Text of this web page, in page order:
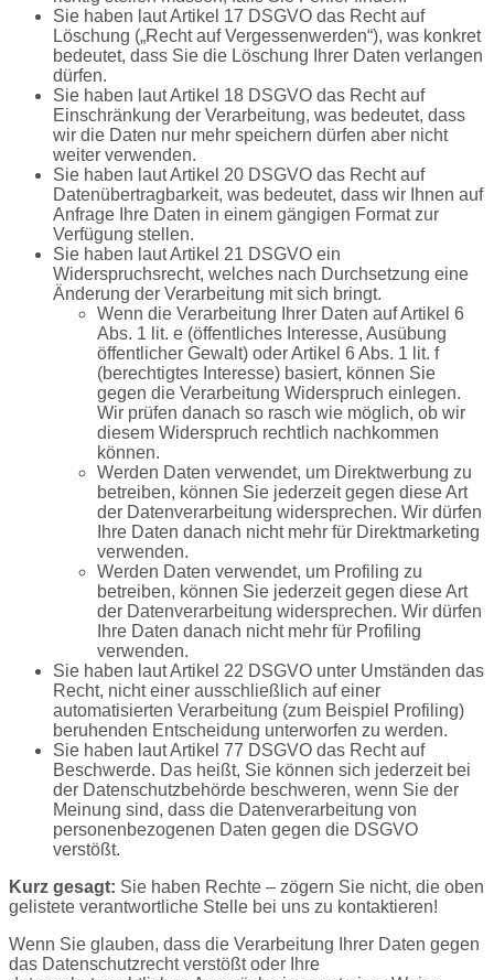
Sie haben laut Artikel 17 DSGVO das Recht auf
Löschung („Recht auf Vergessenwerden“), was konkret
bedeutet, dass Sie die Löschung Ihrer Daten verlangen
dürfen.
Sie haben laut Artikel 18 DSGVO das Recht auf
Einschränkung der Verarbeitung, was bedeutet, dass
wir die Daten nur mehr speichern dürfen aber nicht
weiter verwenden.
Sie haben laut Artikel 20 DSGVO das Recht auf
Datenübertragbarkeit, was bedeutet, dass wir Ihnen auf
Anfrage Ihre Daten in einem gängigen Format zur
Verfügung stellen.
Sie haben laut Artikel 21 DSGVO ein
Widerspruchsrecht, welches nach Durchsetzung eine
Änderung der Verarbeitung mit sich bringt.
Wenn die Verarbeitung Ihrer Daten auf Artikel 6
Abs. 1 lit. e (öffentliches Interesse, Ausübung
öffentlicher Gewalt) oder Artikel 6 Abs. 1 lit. f
(berechtigtes Interesse) basiert, können Sie
gegen die Verarbeitung Widerspruch einlegen.
Wir prüfen danach so rasch wie möglich, ob wir
diesem Widerspruch rechtlich nachkommen
können.
Werden Daten verwendet, um Direktwerbung zu
betreiben, können Sie jederzeit gegen diese Art
der Datenverarbeitung widersprechen. Wir dürfen
Ihre Daten danach nicht mehr für Direktmarketing
verwenden.
Werden Daten verwendet, um Profiling zu
betreiben, können Sie jederzeit gegen diese Art
der Datenverarbeitung widersprechen. Wir dürfen
Ihre Daten danach nicht mehr für Profiling
verwenden.
Sie haben laut Artikel 22 DSGVO unter Umständen das
Recht, nicht einer ausschließlich auf einer
automatisierten Verarbeitung (zum Beispiel Profiling)
beruhenden Entscheidung unterworfen zu werden.
Sie haben laut Artikel 77 DSGVO das Recht auf
Beschwerde. Das heißt, Sie können sich jederzeit bei
der Datenschutzbehörde beschweren, wenn Sie der
Meinung sind, dass die Datenverarbeitung von
personenbezogenen Daten gegen die DSGVO
verstößt.
Kurz gesagt: Sie haben Rechte – zögern Sie nicht, die oben
gelistete verantwortliche Stelle bei uns zu kontaktieren!
Wenn Sie glauben, dass die Verarbeitung Ihrer Daten gegen
das Datenschutzrecht verstößt oder Ihre